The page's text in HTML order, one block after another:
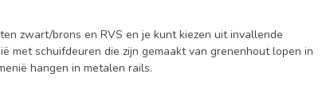
zwart/brons en RVS en je kunt kiezen uit invallende
met schuifdeuren die zijn gemaakt van grenenhout lopen in
hangen in metalen rails.